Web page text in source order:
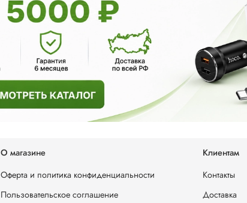
О магазине
Оферта и политика конфиденциальности
Пользовательское соглашение
Клиентам
Контакты
Доставка